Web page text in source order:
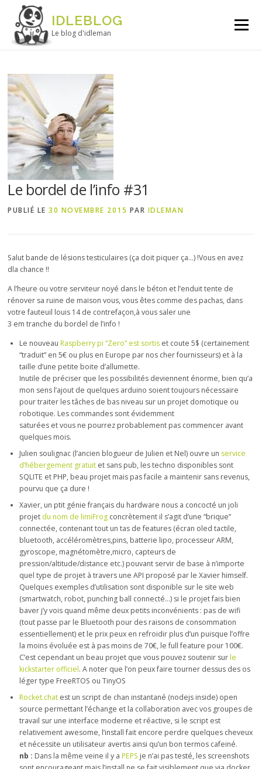
Aller au contenu
IDLEBLOG
Le blog d'idleman
Menu
Le bordel de l’info #31
PUBLIÉ LE30 NOVEMBRE 2015 PAR IDLEMAN
Salut bande de lésions testiculaires (ça doit piquer ça…) !Vous en avez
dla chance !!
A l’heure ou votre serviteur noyé dans le béton et l’enduit tente de
rénover sa ruine de maison vous, vous êtes comme des pachas, dans
votre fauteuil louis 14 de contrefaçon,à vous saler une
3 em tranche du bordel de l’info !
Le nouveauRaspberry pi “Zero” est sortis et coute 5$ (certainement
“traduit” en 5€ ou plus en Europe par nos cher fournisseurs) et à la
taille d’une petite boite d’allumette.
Inutile de préciser que les possibilités deviennent énorme, bien qu’a
mon sens l’ajout de quelques arduino soient toujours nécessaire
pour traiter les tâches de bas niveau sur un projet domotique ou
robotique. Les commandes sont évidemment
saturées et vous ne pourrez probablement pas commencer avant
quelques mois.
Julien soulignac (l’ancien blogueur de Julien et Nel) ouvre un service
d’hébergement gratuit et sans pub, les techno disponibles sont
SQLITE et PHP, beau projet mais pas facile a maintenir sans revenus,
pourvu que ça dure !
Xavier, un ptit génie français du hardware nous a concocté un joli
projet du nom de limiFrog concrètement il s’agit d’une “brique”
connectée, contenant tout un tas de features (écran oled tactile,
bluetooth, accéléromètres,pins, batterie lipo, processeur ARM,
gyroscope, magnétomètre,micro, capteurs de
pression/altitude/distance etc.) pouvant servir de base à n’importe
quel type de projet à travers une API proposé par le Xavier himself.
Quelques exemples d’utilisation sont disponible sur le site web
(smartwatch, robot, punching ball connecté…) si le projet fais bien
baver j’y vois quand même deux petits inconvénients : pas de wifi
(tout passe par le Bluetooth pour des raisons de consommation
essentiellement) et le prix peux en refroidir plus d’un puisque l’offre
la moins évoluée est à pas moins de 70€, le full feature pour 100€.
C’est cependant un beau projet que vous pouvez soutenir surle
kickstarter officiel. A noter que l’on peux faire tourner dessus des os
léger type FreeRTOS ou TinyOS
Rocket.chat est un script de chan instantané (nodejs inside) open
source permettant l’échange et la collaboration avec vos groupes de
travail sur une interface moderne et réactive, si le script est
relativement awesome, l’install fait encore perdre quelques cheveux
et nécessite un utilisateur avertis ainsi qu’un bon termos cafeiné.
nb : Dans la même veine il y aPEPS je n’ai pas testé, les screenshots